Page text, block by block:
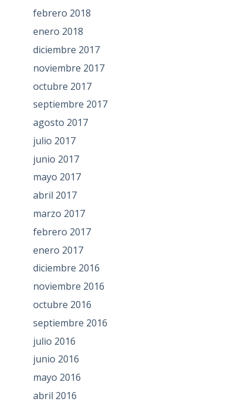
febrero 2018
enero 2018
diciembre 2017
noviembre 2017
octubre 2017
septiembre 2017
agosto 2017
julio 2017
junio 2017
mayo 2017
abril 2017
marzo 2017
febrero 2017
enero 2017
diciembre 2016
noviembre 2016
octubre 2016
septiembre 2016
julio 2016
junio 2016
mayo 2016
abril 2016